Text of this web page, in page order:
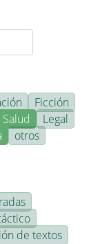
Ficción
Salud
Legal
otros
de textos